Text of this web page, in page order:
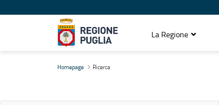
La Regione
Homepage Ricerca